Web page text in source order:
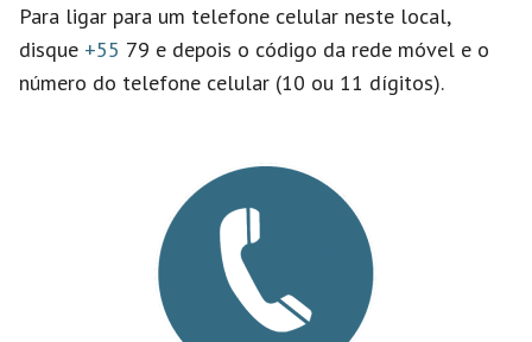
Para ligar para um telefone celular neste local,
disque +55 79 e depois o código da rede móvel e o
número do telefone celular (10 ou 11 dígitos).